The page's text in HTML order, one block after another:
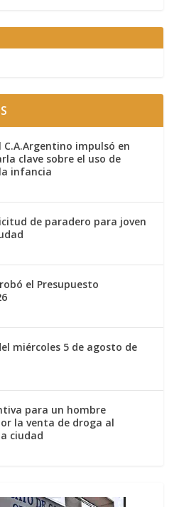
impulsó en
clave sobre el uso de
infancia
de paradero para joven
el Presupuesto
miércoles 5 de agosto de
para un hombre
la venta de droga al
ciudad